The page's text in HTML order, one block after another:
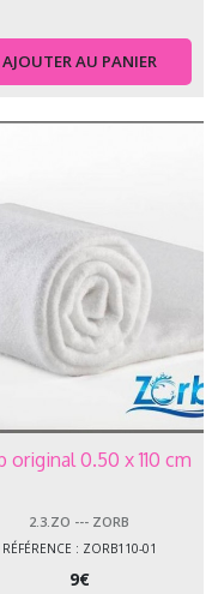
AJOUTER AU PANIER
original 0.50 x 110 cm
2.3.ZO --- ZORB
RÉFÉRENCE : ZORB110-01
9€